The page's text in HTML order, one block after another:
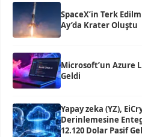
SpaceX’in Terk
Ay’da Krater Oluştu
Microsoft’un Azure
Geldi
Yapay zeka (YZ),
Derinlemesine
12.120 Dolar Pasif